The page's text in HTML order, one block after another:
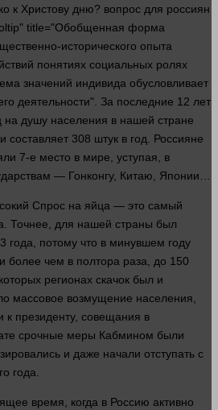
к Христову дню? вопрос для россиян
title="Обобщенная форма
исторического опыта
понятиях социальных ролях
значений индивида обусловливает
деятельности". За последние 12 лет
на душу населения в нашей стране
составляет 308 штук в год. Россияне
7-е место в мире, уступая, в
— Гонконгу, Китаю, Японии…
Спрос на яйца — это самый
Точнее, для нашей страны был
года , потому что в минувшем году
более чем в полтора раза, до 150
регионах скачок был и
массовое возмущение населения,
президенту, совещания в
срочные меры Кабмином были
и даже начали отступать с
года
время , когда в Россию активно